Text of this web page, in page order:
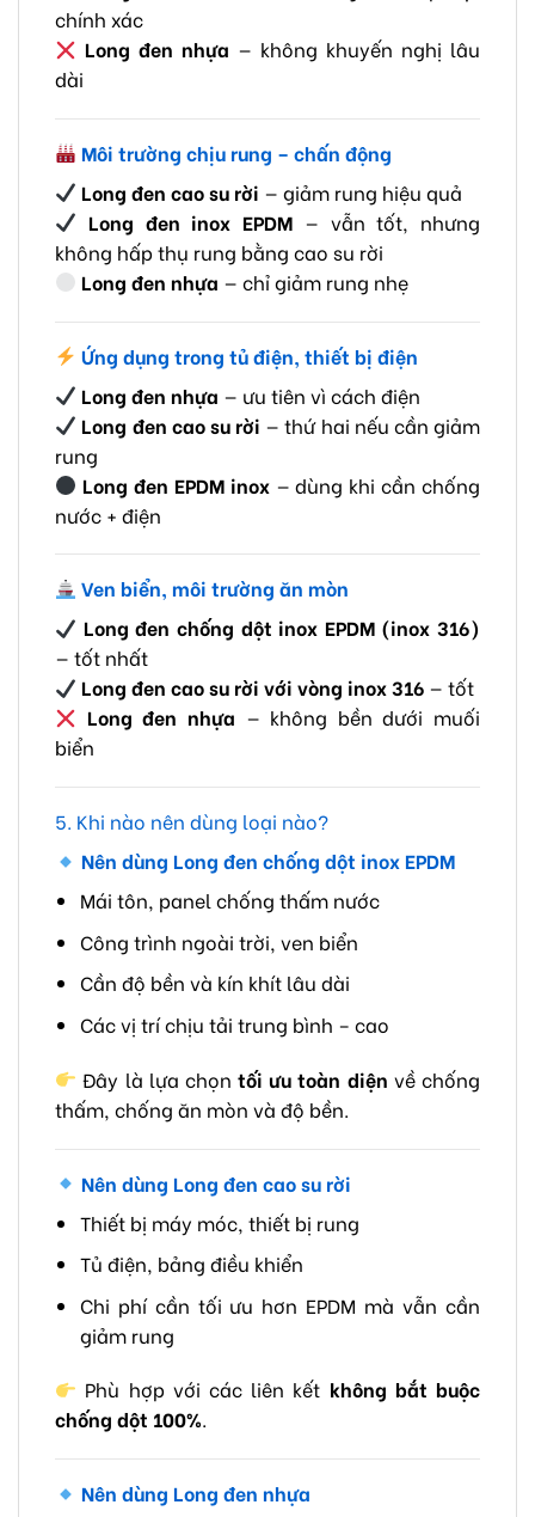
chính xác
Long đen nhựa — không khuyến nghị lâu
dài
Môi trường chịu rung – chấn động
Long đen cao su rời — giảm rung hiệu quả
Long đen inox EPDM — vẫn tốt, nhưng
không hấp thụ rung bằng cao su rời
Long đen nhựa — chỉ giảm rung nhẹ
Ứng dụng trong tủ điện, thiết bị điện
Long đen nhựa — ưu tiên vì cách điện
Long đen cao su rời — thứ hai nếu cần giảm
rung
Long đen EPDM inox— dùng khi cần chống
nước + điện
Ven biển, môi trường ăn mòn
Long đen chống dột inox EPDM (inox 316)
— tốt nhất
Long đen cao su rời với vòng inox 316 — tốt
Long đen nhựa — không bền dưới muối
biển
5. Khi nào nên dùng loại nào?
Nên dùngLong đen chống dột inox EPDM
Mái tôn, panel chống thấm nước
Công trình ngoài trời, ven biển
Cần độ bền và kín khít lâu dài
Các vị trí chịu tải trung bình – cao
Đây là lựa chọntối ưu toàn diện về chống
thấm, chống ăn mòn và độ bền.
Nên dùngLong đen cao su rời
Thiết bị máy móc, thiết bị rung
Tủ điện, bảng điều khiển
Chi phí cần tối ưu hơn EPDM mà vẫn cần
giảm rung
Phù hợp với các liên kết không bắt buộc
chống dột 100%.
Nên dùngLong đen nhựa